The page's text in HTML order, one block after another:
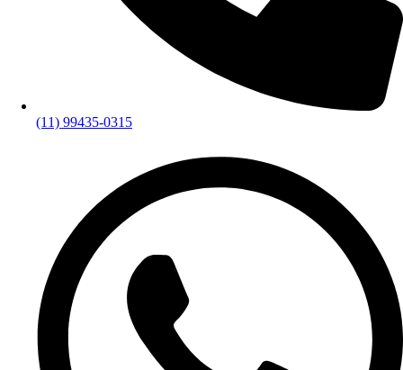
(11) 99435-0315